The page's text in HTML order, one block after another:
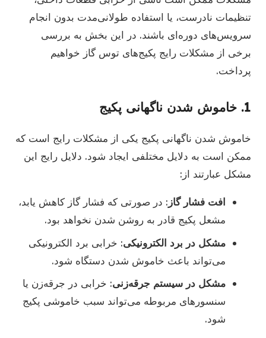
تنظیمات نادرست، یا استفاده طولانی‌مدت بدون انجام
سرویس‌های دوره‌ای باشند. در این بخش به بررسی
برخی از مشکلات رایج پکیج‌های توس گاز خواهیم
پرداخت.
1. خاموش شدن ناگهانی پکیج
خاموش شدن ناگهانی پکیج یکی از مشکلات رایج است که
ممکن است به دلایل مختلفی ایجاد شود. دلایل رایج این
مشکل عبارتند از:
افت فشار گاز : در صورتی که فشار گاز کاهش یابد،
مشعل پکیج قادر به روشن شدن نخواهد بود.
مشکل در برد الکترونیکی: خرابی برد الکترونیکی
می‌تواند باعث خاموش شدن دستگاه شود.
مشکل در سیستم جرقه‌زنی: خرابی در جرقه‌زن یا
سنسورهای مربوطه می‌تواند سبب خاموشی پکیج
شود.